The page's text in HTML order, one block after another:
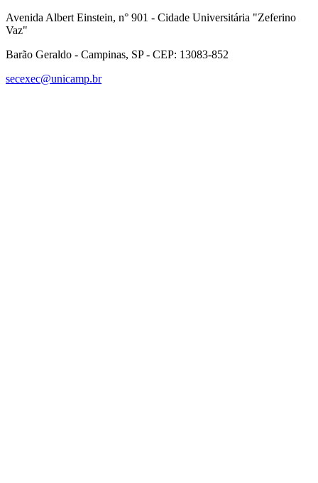
Avenida Albert Einstein, n° 901 - Cidade Universitária "Zeferino
Vaz"
Barão Geraldo - Campinas, SP - CEP: 13083-852
secexec@unicamp.br